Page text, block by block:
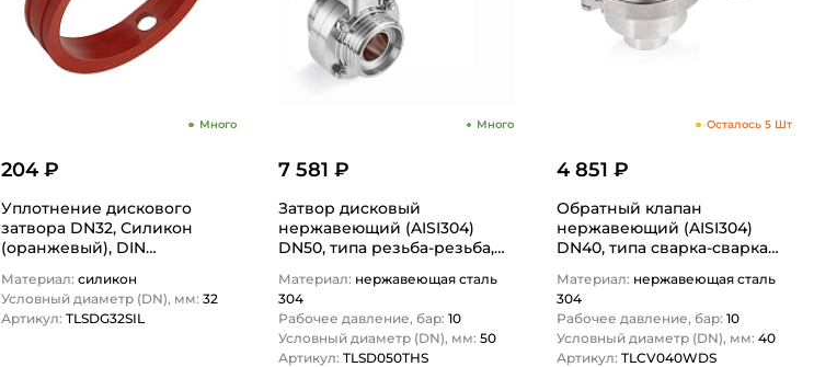
Много
204 ₽
Уплотнение дискового
затвора DN32, Силикон
(оранжевый), DIN
Материал: силикон
Условный диаметр (DN), мм: 32
Артикул: TLSDG32SIL
Много
7 581 ₽
Затвор дисковый
нержавеющий (AISI304)
DN50, типа резьба-резьба,
Материал: нержавеющая сталь
304
Рабочее давление, бар: 10
Условный диаметр (DN), мм: 50
Артикул: TLSD050THS
Осталось 5 Шт
4 851 ₽
Обратный клапан
нержавеющий (AISI304)
DN40, типа сварка-сварка
Материал: нержавеющая сталь
304
Рабочее давление, бар: 10
Условный диаметр (DN), мм: 40
Артикул: TLCV040WDS